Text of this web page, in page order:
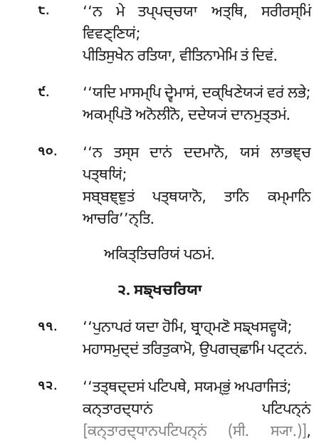
੮. ‘‘ਨਮੇ ਤਪ੍ਪਚ੍ਚਯਾ ਅਤ੍ਥਿ, ਸਰੀਰਸ੍ਮਿਂ
ਵਿਵਣ੍ਣਿਯਂ;
ਪੀਤਿਸੁਖੇਨ ਰਤਿਯਾ, ਵੀਤਿਨਾਮੇਮਿ ਤਂ ਦਿਵਂ.
੯.
‘‘ਯਦਿ ਮਾਸਮ੍ਪਿ ਦ੍ਵੇਮਾਸਂ, ਦਕ੍ਖਿਣੇਯ੍ਯਂ ਵਰਂ ਲਭੇ;
ਅਕਮ੍ਪਿਤੋ ਅਨੋਲੀਨੋ, ਦਦੇਯ੍ਯਂ ਦਾਨਮੁਤ੍ਤਮਂ.
੧੦.
‘‘ਨ ਤਸ੍ਸ ਦਾਨਂ ਦਦਮਾਨੋ, ਯਸਂ ਲਾਭਞ੍ਚ
ਪਤ੍ਥਯਿਂ;
ਸਬ੍ਬਞ੍ਞੁਤਂ ਪਤ੍ਥਯਾਨੋ, ਤਾਨਿ ਕਮ੍ਮਾਨਿ
ਆਚਰਿ’’ਨ੍ਤਿ.
ਅਕਿਤ੍ਤਿਚਰਿਯਂ ਪਠਮਂ.
੨. ਸਙ੍ਖਚਰਿਯਾ
੧੧. ‘‘ਪੁਨਾਪਰਂਯਦਾ ਹੋਮਿ, ਬ੍ਰਾਹ੍ਮਣੋ ਸਙ੍ਖਸਵ੍ਹਯੋ;
ਮਹਾਸਮੁਦ੍ਦਂ ਤਰਿਤੁਕਾਮੋ, ਉਪਗਚ੍ਛਾਮਿ ਪਟ੍ਟਨਂ.
੧੨.
‘‘ਤਤ੍ਥਦ੍ਦਸਂ ਪਟਿਪਥੇ, ਸਯਮ੍ਭੁਂ ਅਪਰਾਜਿਤਂ;
ਕਨ੍ਤਾਰਦ੍ਧਾਨਂ ਪਟਿਪਨ੍ਨਂ
[ਕਨ੍ਤਾਰਦ੍ਧਾਨਪਟਿਪਨ੍ਨਂ (ਸੀ. ਸ੍ਯਾ.)],